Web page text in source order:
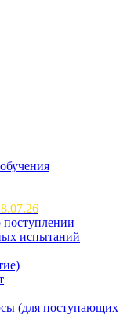
испытаний
(для поступающих